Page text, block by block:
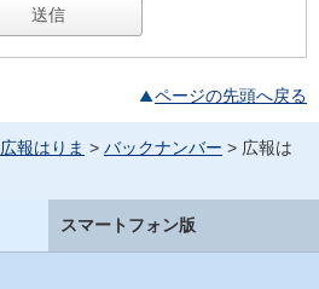
ページの先頭へ戻る
広報はりま > バックナンバー > 広報は
スマートフォン版